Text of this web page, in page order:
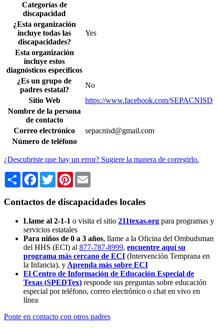
Categorías de
discapacidad
¿Esta organización
incluye todas las
discapacidades?
Yes
Esta organización
incluye estos
diagnósticos específicos
¿Es un grupo de
padres estatal?
No
Sitio Web
https://www.facebook.com/SEPACNISD
Nombre de la persona
de contacto
Correo electrónico
sepacnisd@gmail.com
Número de teléfono
¿Descubriste que hay un error? Sugiere la manera de corregirlo.
Share Facebook
TwitterPinterest
Contactos de discapacidades locales
Llame al 2-1-1 o visita el sitio 211texas.org para programas y
servicios estatales
Para niños de 0 a 3 años, llame a la Oficina del Ombudsman
del HHS (ECI) al 877-787-8999, encuentre aquí su
programa más cercano de ECI (Intervención Temprana en
la Infancia), y Aprenda más sobre ECI
El Centro de Información de Educación Especial de
Texas (SPEDTex) responde sus preguntas sobre educación
especial por teléfono, correo electrónico o chat en vivo en
línea
Ponte en contacto con otros padres